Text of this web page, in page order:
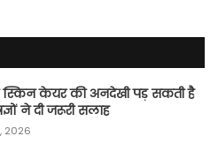
केयर की अनदेखी पड़ सकती है
ने दी जरूरी सलाह
2026